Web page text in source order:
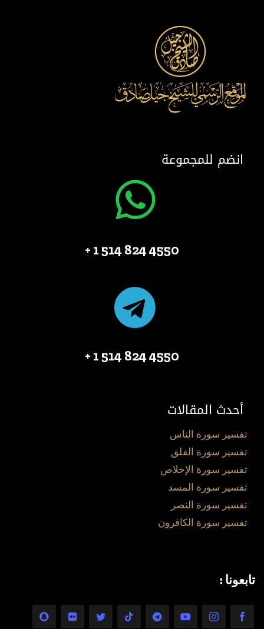
انضم للمجموعة
4550 824 514 1 +
4550 824 514 1 +
أحدث المقالات
تفسير سورة الناس
تفسير سورة الفلق
تفسير سورة الإخلاص
تفسير سورة المسد
تفسير سورة النصر
تفسير سورة الكافرون
تابعونا :